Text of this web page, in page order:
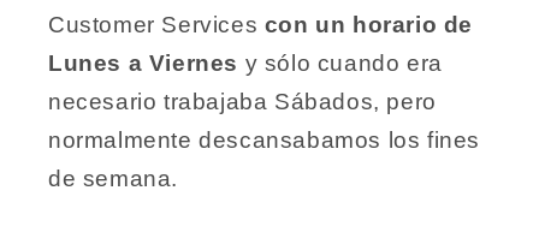
Customer Services con un horario de
Lunes a Viernes y sólo cuando era
necesario trabajaba Sábados, pero
normalmente descansabamos los fines
de semana.